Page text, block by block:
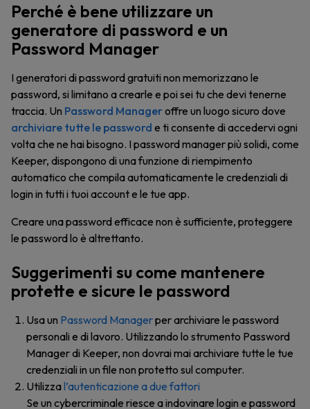
Perché è bene utilizzare un
generatore di password e un
Password Manager
I generatori di password gratuiti non memorizzano le
password, si limitano a crearle e poi sei tu che devi tenerne
traccia. Un Password Manageroffre un luogo sicuro dove
archiviare tutte le password e ti consente di accedervi ogni
volta che ne hai bisogno. I password manager più solidi, come
Keeper, dispongono di una funzione di riempimento
automatico che compila automaticamente le credenziali di
login in tutti i tuoi account e le tue app.
Creare una password efficace non è sufficiente, proteggere
le password lo è altrettanto.
Suggerimenti su come mantenere
protette e sicure le password
Usa un Password Managerper archiviare le password
personali e di lavoro. Utilizzando lo strumento Password
Manager di Keeper, non dovrai mai archiviare tutte le tue
credenziali in un file non protetto sul computer.
Utilizzal’autenticazione a due fattori
Se un cybercriminale riesce a indovinare login e password